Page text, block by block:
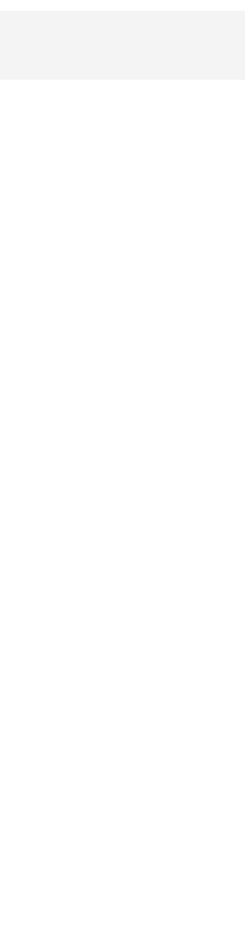
para un look
cuidadas. Los tonos
diferente sin perder
comida informal hasta
Si buscas una